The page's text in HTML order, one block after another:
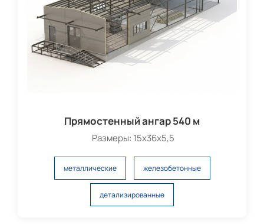
Прямостенный ангар 540 м
Размеры: 15х36х5,5
металлические железобетонные
детализированные